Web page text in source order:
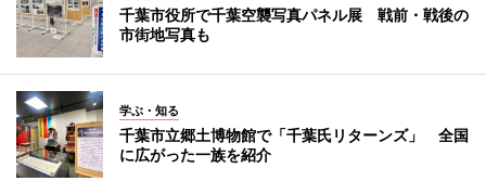
千葉市役所で千葉空襲写真パネル展 戦前・戦後の
市街地写真も
学ぶ・知る
千葉市立郷土博物館で「千葉氏リターンズ」 全国
に広がった一族を紹介